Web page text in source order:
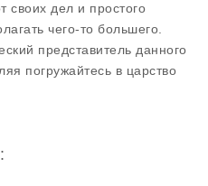
своих дел и простого
чего-то большего.
представитель данного
погружайтесь в царство